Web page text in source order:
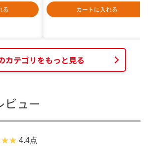
る
カートに入れる
カテゴリをもっと見る
ビュー
4.4点